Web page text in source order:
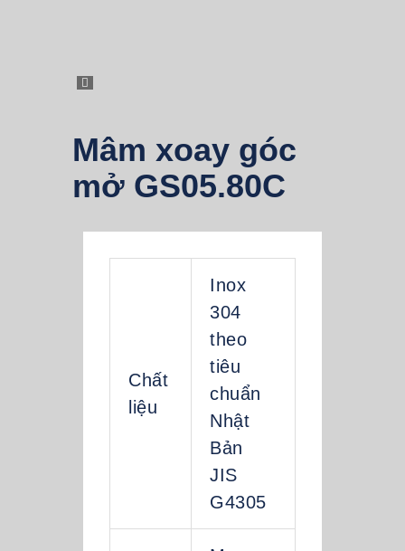
Mâm xoay góc
mở GS05.80C
Chất
liệu
Inox
304
theo
tiêu
chuẩn
Nhật
Bản
JIS
G4305